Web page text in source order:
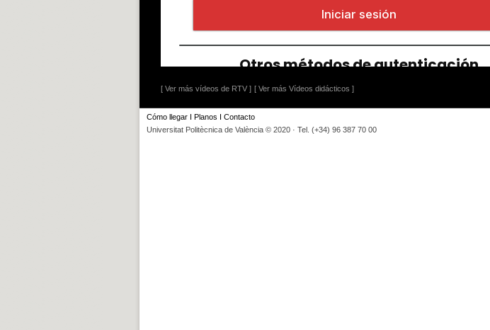
[ Ver más vídeos de RTV ] [ Ver más Vídeos didácticos ]
Cómo llegar I Planos I Contacto
Universitat Politècnica de València © 2020 · Tel. (+34) 96 387 70 00